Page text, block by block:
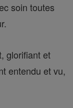
soin toutes
glorifiant et
entendu et vu,